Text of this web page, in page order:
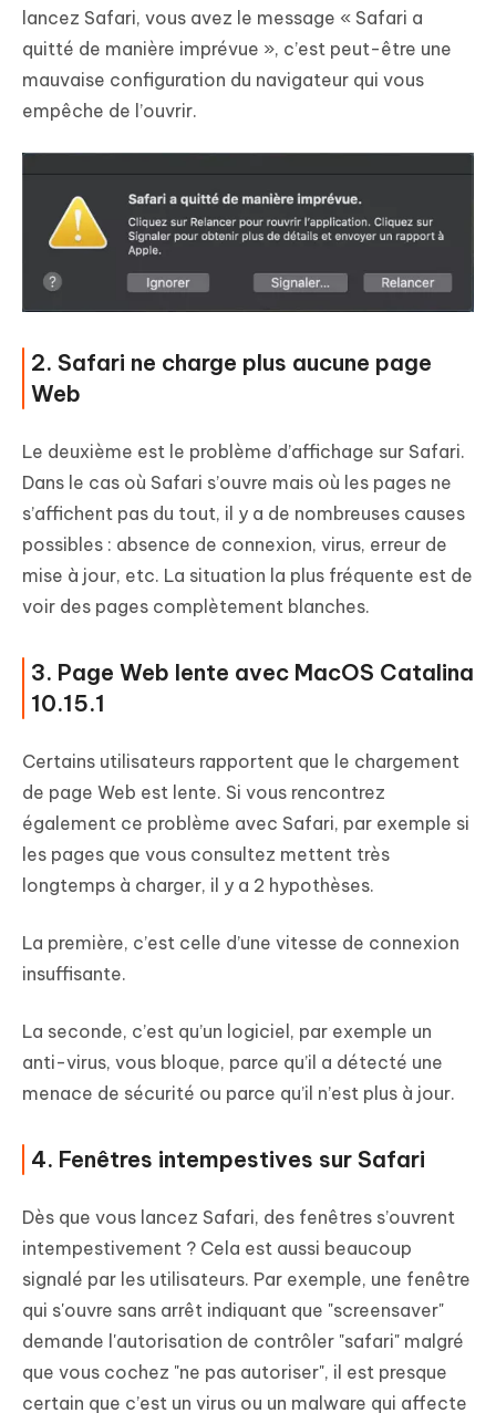
lancez Safari, vous avez le message « Safari a
quitté de manière imprévue », c’est peut-être une
mauvaise configuration du navigateur qui vous
empêche de l’ouvrir.
2. Safari ne charge plus aucune page
Web
Le deuxième est le problème d’affichage sur Safari.
Dans le cas où Safari s’ouvre mais où les pages ne
s’affichent pas du tout, il y a de nombreuses causes
possibles : absence de connexion, virus, erreur de
mise à jour, etc. La situation la plus fréquente est de
voir des pages complètement blanches.
3. Page Web lente avec MacOS Catalina
10.15.1
Certains utilisateurs rapportent que le chargement
de page Web est lente. Si vous rencontrez
également ce problème avec Safari, par exemple si
les pages que vous consultez mettent très
longtemps à charger, il y a 2 hypothèses.
La première, c’est celle d’une vitesse de connexion
insuffisante.
La seconde, c’est qu’un logiciel, par exemple un
anti-virus, vous bloque, parce qu’il a détecté une
menace de sécurité ou parce qu’il n’est plus à jour.
4. Fenêtres intempestives sur Safari
Dès que vous lancez Safari, des fenêtres s’ouvrent
intempestivement ? Cela est aussi beaucoup
signalé par les utilisateurs. Par exemple, une fenêtre
qui s'ouvre sans arrêt indiquant que "screensaver"
demande l'autorisation de contrôler "safari" malgré
que vous cochez "ne pas autoriser", il est presque
certain que c’est un virus ou un malware qui affecte